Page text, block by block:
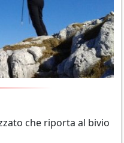
che riporta al bivio